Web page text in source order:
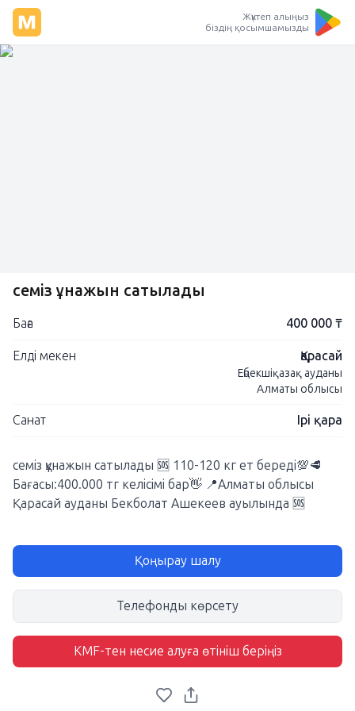
Жүктеп алыңыз
біздің қосымшамызды
семіз құнажын сатылады
Баға 400 000 ₸
Елді мекен Қарасай
Еңбекшіқазақ ауданы
Алматы облысы
Санат Ірі қара
семіз құнажын сатылады 🆘 110-120 кг ет береді💯🥩
Бағасы:400.000 тг келісімі бар👋 📍Алматы облысы
Қарасай ауданы Бекболат Ашекеев ауылында 🆘
Қоңырау шалу
Телефонды көрсету
KMF-тен несие алуға өтініш беріңіз